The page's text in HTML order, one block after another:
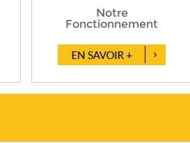
Notre
Fonctionnement